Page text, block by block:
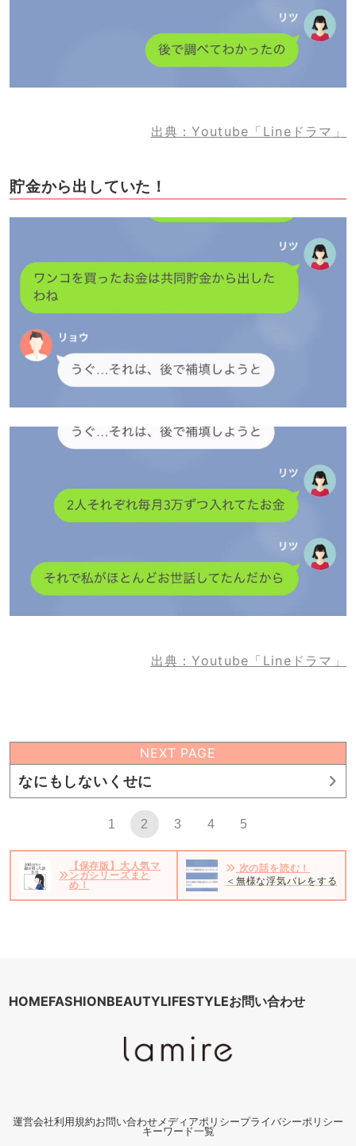
出典：Youtube「Lineドラマ」
貯金から出していた！
出典：Youtube「Lineドラマ」
NEXT PAGE
なにもしないくせに
1 2 3 4 5
【保存版】大人気マ
ンガシリーズまと
め！
次の話を読む！
＜無様な浮気バレをする夫
HOMEFASHIONBEAUTYLIFESTYLEお問い合わせ
運営会社利用規約お問い合わせ メディアポリシープライバシーポリシー
キーワード一覧